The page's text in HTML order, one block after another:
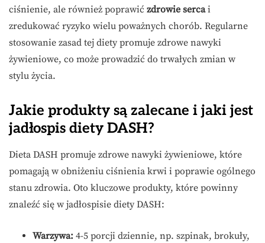
ciśnienie, ale również poprawić zdrowie sercai
zredukować ryzyko wielu poważnych chorób. Regularne
stosowanie zasad tej diety promuje zdrowe nawyki
żywieniowe, co może prowadzić do trwałych zmian w
stylu życia.
Jakie produkty są zalecane i jaki jest
jadłospis diety DASH?
Dieta DASH promuje zdrowe nawyki żywieniowe, które
pomagają w obniżeniu ciśnienia krwi i poprawie ogólnego
stanu zdrowia. Oto kluczowe produkty, które powinny
znaleźć się w jadłospisie diety DASH:
Warzywa: 4-5 porcji dziennie, np. szpinak, brokuły,